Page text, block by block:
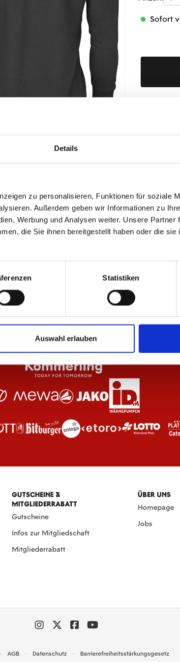
Details
zu personalisieren, Funktionen für soziale
Außerdem geben wir Informationen zu
Werbung und Analysen weiter. Unsere Partner
die Sie ihnen bereitgestellt haben oder die sie
Statistiken
Auswahl erlauben
Sofort
64,95 €
GUTSCHEINE &
MITGLIEDERRABATT
Gutscheine
Infos zur Mitgliedschaft
Mitgliederrabatt
ÜBER UNS
Homepage
Jobs
AGB Datenschutz Barrierefreiheitsstärkungsgesetz